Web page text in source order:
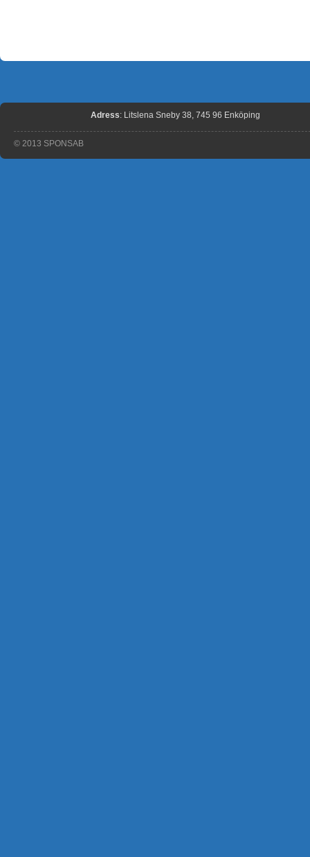
Adress: Litslena Sneby 38, 745 96 Enköping
© 2013 SPONSAB